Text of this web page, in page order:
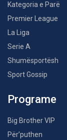
Kategoria e Parë
Premier League
La Liga
Serie A
Shumësportësh
Sport Gossip
Programe
Big Brother VIP
Për’puthen